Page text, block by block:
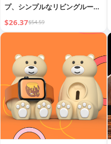
プ、シンプルなリビングルーム
背景壁廊下ライト
$26.37$54.59